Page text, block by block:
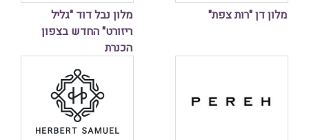
מלון נבל דוד "גליל
ריזורט" החדש בצפון
הכנרת
מלון דן "רות צפת"